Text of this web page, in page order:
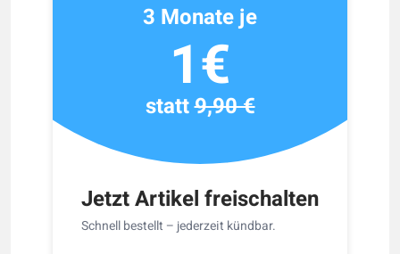
Jetzt Artikel freischalten
Schnell bestellt – jederzeit kündbar.
3 Monate je
1€
statt9,90 €